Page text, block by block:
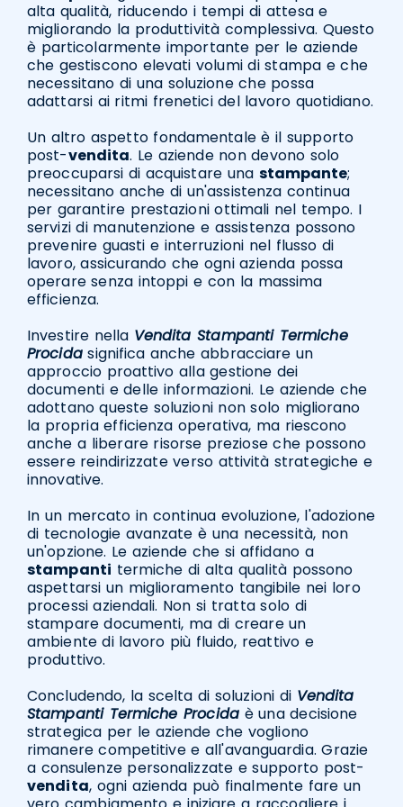
alta qualità, riducendo i tempi di attesa e
migliorando la produttività complessiva. Questo
è particolarmente importante per le aziende
che gestiscono elevati volumi di stampa e che
necessitano di una soluzione che possa
adattarsi ai ritmi frenetici del lavoro quotidiano.
Un altro aspetto fondamentale è il supporto
post-vendita. Le aziende non devono solo
preoccuparsi di acquistare una stampante;
necessitano anche di un'assistenza continua
per garantire prestazioni ottimali nel tempo. I
servizi di manutenzione e assistenza possono
prevenire guasti e interruzioni nel flusso di
lavoro, assicurando che ogni azienda possa
operare senza intoppi e con la massima
efficienza.
Investire nella Vendita Stampanti Termiche
Procidasignifica anche abbracciare un
approccio proattivo alla gestione dei
documenti e delle informazioni. Le aziende che
adottano queste soluzioni non solo migliorano
la propria efficienza operativa, ma riescono
anche a liberare risorse preziose che possono
essere reindirizzate verso attività strategiche e
innovative.
In un mercato in continua evoluzione, l'adozione
di tecnologie avanzate è una necessità, non
un'opzione. Le aziende che si affidano a
stampanti termiche di alta qualità possono
aspettarsi un miglioramento tangibile nei loro
processi aziendali. Non si tratta solo di
stampare documenti, ma di creare un
ambiente di lavoro più fluido, reattivo e
produttivo.
Concludendo, la scelta di soluzioni di Vendita
Stampanti Termiche Procidaè una decisione
strategica per le aziende che vogliono
rimanere competitive e all'avanguardia. Grazie
a consulenze personalizzate e supporto post-
vendita, ogni azienda può finalmente fare un